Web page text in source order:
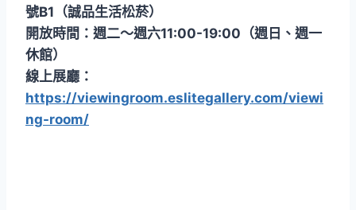
號B1（誠品生活松菸）
開放時間：週二～週六11:00-19:00（週日、週一
休館）
線上展廳：
https://viewingroom.eslitegallery.com/viewi
ng-room/